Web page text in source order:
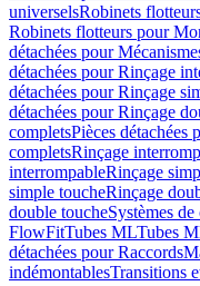
universelsRobinets
Robinets flotteurs pour
détachées pour
détachées pour Rinçage
détachées pour Rinçage
détachées pour Rinçage
completsPièces détachées
completsRinçage
interrompableRinçage
simple toucheRinçage
double toucheSystèmes
FlowFitTubes MLTubes
détachées pour Raccords
indémontablesTransitions